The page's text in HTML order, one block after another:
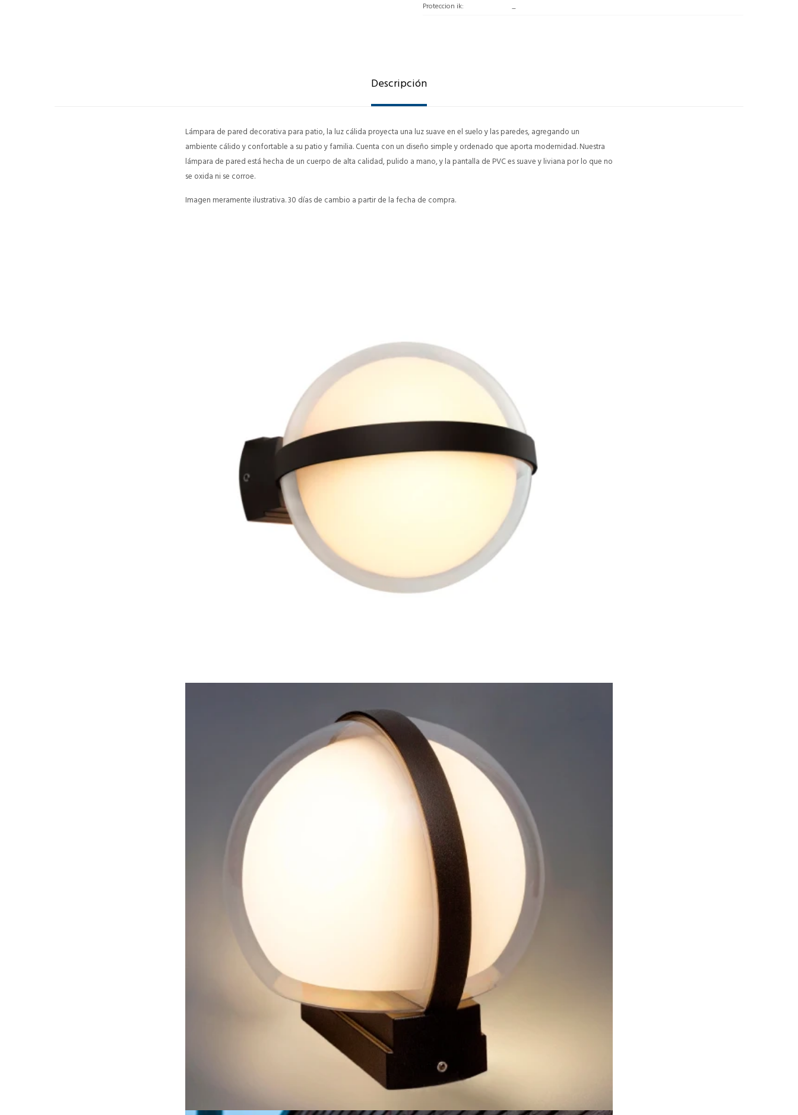
Proteccion ik
_
Descripción
Lámpara de pared decorativa para patio, la luz cálida proyecta una luz suave en el suelo y las paredes, agregando un
ambiente cálido y confortable a su patio y familia. Cuenta con un diseño simple y ordenado que aporta modernidad. Nuestra
lámpara de pared está hecha de un cuerpo de alta calidad, pulido a mano, y la pantalla de PVC es suave y liviana por lo que no
se oxida ni se corroe.
Imagen meramente ilustrativa. 30 días de cambio a partir de la fecha de compra.